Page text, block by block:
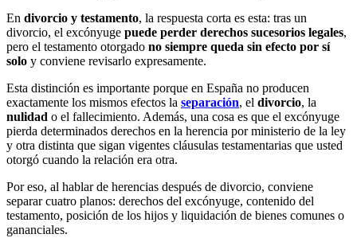
En divorcio y testamento, la respuesta corta es esta: tras un
divorcio, el excónyuge puede perder derechos sucesorios legales,
pero el testamento otorgado no siempre queda sin efecto por sí
solo y conviene revisarlo expresamente.
Esta distinción es importante porque en España no producen
exactamente los mismos efectos la separación, el divorcio, la
nulidad o el fallecimiento. Además, una cosa es que el excónyuge
pierda determinados derechos en la herencia por ministerio de la ley
y otra distinta que sigan vigentes cláusulas testamentarias que usted
otorgó cuando la relación era otra.
Por eso, al hablar de herencias después de divorcio, conviene
separar cuatro planos: derechos del excónyuge, contenido del
testamento, posición de los hijos y liquidación de bienes comunes o
gananciales.